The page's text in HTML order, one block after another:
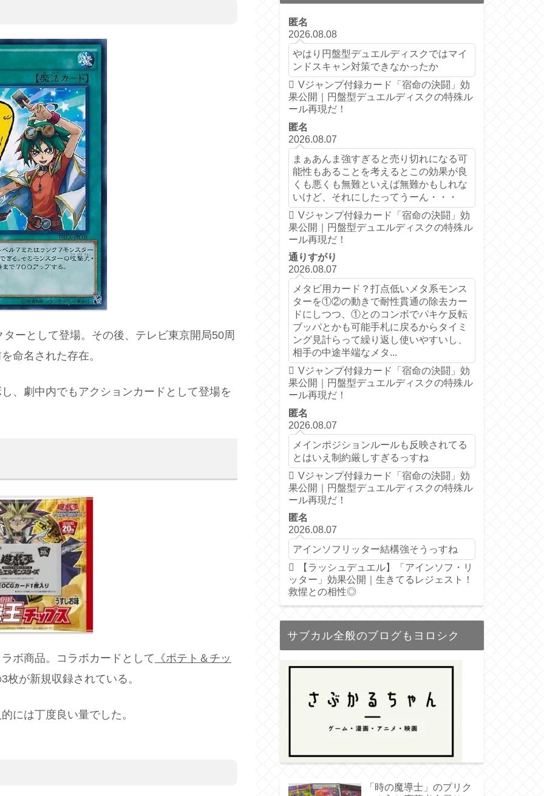
ーとして登場。その後、テレビ東京開局50周
命名された存在。
、劇中内でもアクションカードとして登場を
ボ商品。コラボカードとして 《ポテト＆チッ
枚が新規収録されている。
には丁度良い量でした。
匿名
2026.08.08
やはり円盤型デュエルディスクではマイ
ンドスキャン対策できなかったか
Vジャンプ付録カード「宿命の決闘」効
果公開｜円盤型デュエルディスクの特殊ル
ール再現だ！
匿名
2026.08.07
まぁあんま強すぎると売り切れになる可
能性もあることを考えるとこの効果が良
くも悪くも無難といえば無難かもしれな
いけど、それにしたってうーん・・・
Vジャンプ付録カード「宿命の決闘」効
果公開｜円盤型デュエルディスクの特殊ル
ール再現だ！
通りすがり
2026.08.07
メタビ用カード？打点低いメタ系モンス
ターを①②の動きで耐性貫通の除去カー
ドにしつつ、①とのコンボでパキケ反転
ブッパとかも可能手札に戻るからタイミ
ング見計らって繰り返し使いやすいし、
相手の中途半端なメタ...
Vジャンプ付録カード「宿命の決闘」効
果公開｜円盤型デュエルディスクの特殊ル
ール再現だ！
匿名
2026.08.07
メインポジションルールも反映されてる
とはいえ制約厳しすぎるっすね
Vジャンプ付録カード「宿命の決闘」効
果公開｜円盤型デュエルディスクの特殊ル
ール再現だ！
匿名
2026.08.07
アインソフリッター結構強そうっすね
【ラッシュデュエル】「アインソフ・リ
ッター」効果公開｜生きてるレジェスト！
救惺との相性◎
サブカル全般のブログもヨロシク
「時の魔導士」のプリク